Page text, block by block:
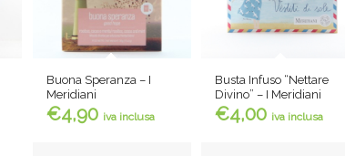
Buona Speranza – I
Meridiani
€4,90 iva inclusa
Busta Infuso “Nettare
Divino” – I Meridiani
€4,00 iva inclusa